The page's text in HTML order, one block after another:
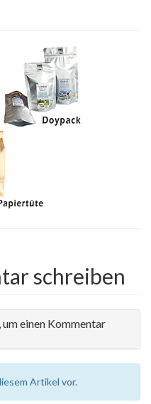
schreiben
um einen Kommentar
Artikel vor.